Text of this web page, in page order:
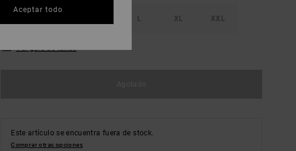
L XL XXL
Este artículo se encuentra fuera de stock.
Comprar otras opciones
Aceptar todo